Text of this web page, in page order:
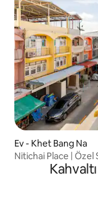
Ev - Khet Bang Na
Nitichai Place |